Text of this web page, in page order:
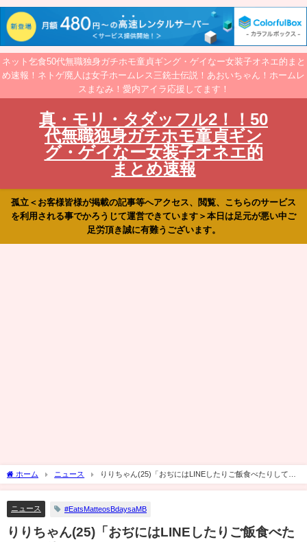
ネット乞食50代無職独身ガチホモ童貞ギング・ゲイなー女装子オネエ的まと
め速報！ネトゲ廃人は女子ホームレス三銃士伝説！あおいちゃん！ホームレ
スまなみ！愛内アイラ応援してます！
真・モリ・タダッフル2！！50
代無職独身ガチホモ童貞ギン
グ・ゲイなー女装子オネエ的
まとめ速報
孤立＜お客様皆様が掲載の記事等へアクセス、閲覧、こちらのサービス
を利用される事でかろうじて運営できています＞本日は足元が悪い中ご
足労頂き誠に有難うございます。
ホーム ニュース
りりちゃん(25)「おぢにはLINEしたりご飯食べたりして償
いたい」
ニュース #EatsMatteosBdaysaMB
りりちゃん(25)「おぢにはLINEしたりご飯食べた